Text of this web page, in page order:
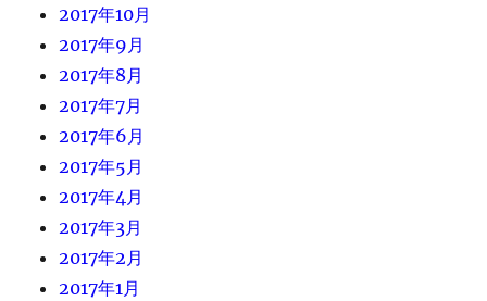
2017年10月
2017年9月
2017年8月
2017年7月
2017年6月
2017年5月
2017年4月
2017年3月
2017年2月
2017年1月